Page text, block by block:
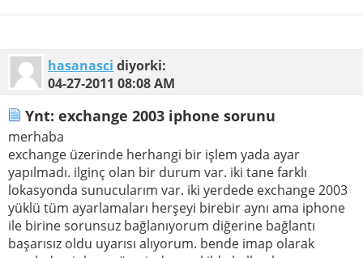
hasanasci diyorki:
04-27-2011 08:08 AM
Ynt: exchange 2003 iphone sorunu
merhaba
exchange üzerinde herhangi bir işlem yada ayar
yapılmadı. ilginç olan bir durum var. iki tane farklı
lokasyonda sunucularım var. iki yerdede exchange 2003
yüklü tüm ayarlamaları herşeyi birebir aynı ama iphone
ile birine sorunsuz bağlanıyorum diğerine bağlantı
başarısız oldu uyarısı alıyorum. bende imap olarak